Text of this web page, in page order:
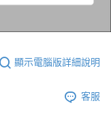
顯示電腦版詳細說明
客服